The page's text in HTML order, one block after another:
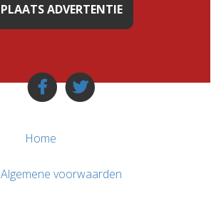
PLAATS ADVERTENTIE
Home
Algemene voorwaarden